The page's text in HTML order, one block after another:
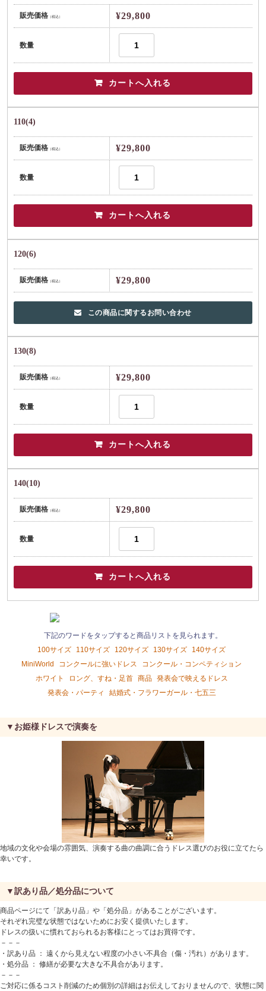
販売価格（税込） ¥29,800
数量
110(4)
販売価格（税込） ¥29,800
数量
120(6)
販売価格（税込） ¥29,800
この商品に関するお問い合わせ
130(8)
販売価格（税込） ¥29,800
数量
140(10)
販売価格（税込） ¥29,800
数量
下記のワードをタップすると商品リストを見られます。
100サイズ
110サイズ 120サイズ 130サイズ
140サイズ
MiniWorld
コンクールに強いドレス
コンクール・コンペティション
ホワイト
ロング、すね・足首 商品
発表会で映えるドレス
発表会・パーティ
結婚式・フラワーガール・七五三
▼お姫様ドレスで演奏を
地域の文化や会場の雰囲気、演奏する曲の曲調に合うドレス選びのお役に立てたら
幸いです。
▼訳あり品／処分品について
商品ページにて「訳あり品」や「処分品」があることがございます。
それぞれ完璧な状態ではないためにお安く提供いたします。
ドレスの扱いに慣れておられるお客様にとってはお買得です。
－－－
・訳あり品 ： 遠くから見えない程度の小さい不具合（傷・汚れ）があります。
・処分品 ： 修繕が必要な大きな不具合があります。
－－－
ご対応に係るコスト削減のため個別の詳細はお伝えしておりませんので、状態に関